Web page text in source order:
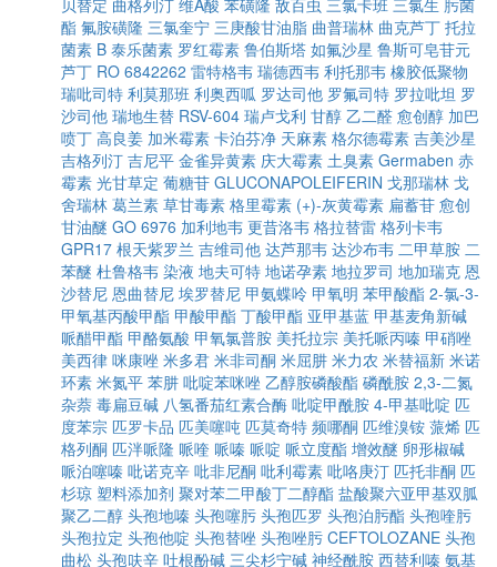
贝替定 曲格列汀 维A酸 苯磺隆 敌百虫 三氯卡班 三氯生 肟菌
酯 氟胺磺隆 三氯奎宁 三庚酸甘油脂 曲普瑞林 曲克芦丁 托拉
菌素 B 泰乐菌素 罗红霉素 鲁伯斯塔 如氟沙星 鲁斯可皂苷元
芦丁 RO 6842262 雷特格韦 瑞德西韦 利托那韦 橡胶低聚物
瑞吡司特 利莫那班 利奥西呱 罗达司他 罗氟司特 罗拉吡坦 罗
沙司他 瑞地生替 RSV-604 瑞卢戈利 甘醇 乙二醛 愈创醇 加巴
喷丁 高良姜 加米霉素 卡泊芬净 天麻素 格尔德霉素 吉美沙星
吉格列汀 吉尼平 金雀异黄素 庆大霉素 土臭素 Germaben 赤
霉素 光甘草定 葡糖苷 GLUCONAPOLEIFERIN 戈那瑞林 戈
舍瑞林 葛兰素 草甘毒素 格里霉素 (+)-灰黄霉素 扁蓄苷 愈创
甘油醚 GO 6976 加利地韦 更昔洛韦 格拉替雷 格列卡韦
GPR17 根天紫罗兰 吉维司他 达芦那韦 达沙布韦 二甲草胺 二
苯醚 杜鲁格韦 染液 地夫可特 地诺孕素 地拉罗司 地加瑞克 恩
沙替尼 恩曲替尼 埃罗替尼 甲氨蝶呤 甲氧明 苯甲酸酯 2-氯-3-
甲氧基丙酸甲酯 甲酸甲酯 丁酸甲酯 亚甲基蓝 甲基麦角新碱
哌醋甲酯 甲酪氨酸 甲氧氯普胺 美托拉宗 美托哌丙嗪 甲硝唑
美西律 咪康唑 米多君 米非司酮 米屈肼 米力农 米替福新 米诺
环素 米氮平 苯肼 吡啶苯咪唑 乙醇胺磷酸酯 磷酰胺 2,3-二氮
杂萘 毒扁豆碱 八氢番茄红素合酶 吡啶甲酰胺 4-甲基吡啶 匹
度苯宗 匹罗卡品 匹美噻吨 匹莫奇特 频哪酮 匹维溴铵 蒎烯 匹
格列酮 匹泮哌隆 哌喹 哌嗪 哌啶 哌立度酯 增效醚 卵形椒碱
哌泊噻嗪 吡诺克辛 吡非尼酮 吡利霉素 吡咯庚汀 匹托非酮 匹
杉琼 塑料添加剂 聚对苯二甲酸丁二醇酯 盐酸聚六亚甲基双胍
聚乙二醇 头孢地嗪 头孢噻肟 头孢匹罗 头孢泊肟酯 头孢喹肟
头孢拉定 头孢他啶 头孢替唑 头孢唑肟 CEFTOLOZANE 头孢
曲松 头孢呋辛 吐根酚碱 三尖杉宁碱 神经酰胺 西替利嗪 氨基